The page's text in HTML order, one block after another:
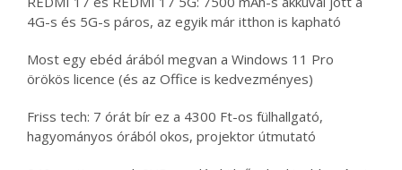
4G-s és 5G-s páros, az egyik már itthon is kapható
Most egy ebéd árából megvan a Windows 11 Pro
örökös licence (és az Office is kedvezményes)
Friss tech: 7 órát bír ez a 4300 Ft-os fülhallgató,
hagyományos órából okos, projektor útmutató